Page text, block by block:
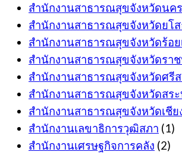
สำนักงานสาธารณสุขจังหวัดนค
สำนักงานสาธารณสุขจังหวัดยโ
สำนักงานสาธารณสุขจังหวัดร้อย
สำนักงานสาธารณสุขจังหวัดรา
สำนักงานสาธารณสุขจังหวัดศรีส
สำนักงานสาธารณสุขจังหวัดสร
สำนักงานสาธารณสุขจังหวัดเชีย
สำนักงานเลขาธิการวุฒิสภา (1)
สำนักงานเศรษฐกิจการคลัง (2)